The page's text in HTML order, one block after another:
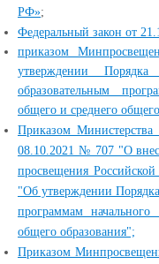
РФ»;
Федеральный закон от
приказом
утверждении
образовательным
общего и среднего
Приказом
08.10.2021 № 707 "О
просвещения
"Об утверждении
программам
общего образования";
Приказом